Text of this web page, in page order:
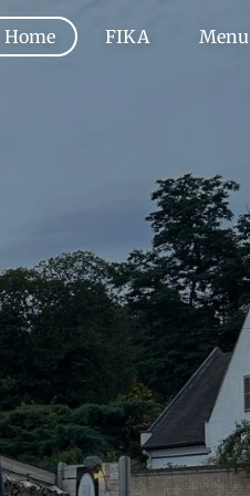
Home FIKA Menu